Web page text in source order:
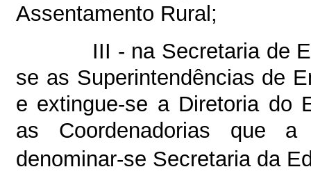
Assentamento Rural;
III - na Secretaria de
se as Superintendências de
e extingue-se a Diretoria do
as Coordenadorias que
denominar-se Secretaria da